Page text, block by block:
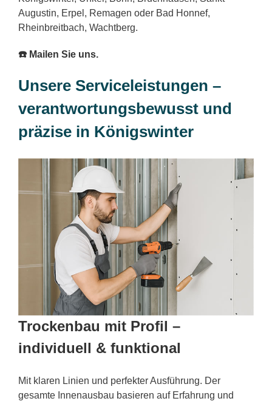
Augustin, Erpel, Remagen oder Bad Honnef,
Rheinbreitbach, Wachtberg.
☎️ Mailen Sie uns.
Unsere Serviceleistungen –
verantwortungsbewusst und
präzise in Königswinter
Trockenbau mit Profil –
individuell & funktional
Mit klaren Linien und perfekter Ausführung. Der
gesamte Innenausbau basieren auf Erfahrung und